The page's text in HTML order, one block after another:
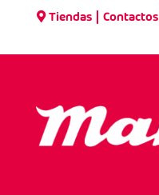
Tiendas |Contactos